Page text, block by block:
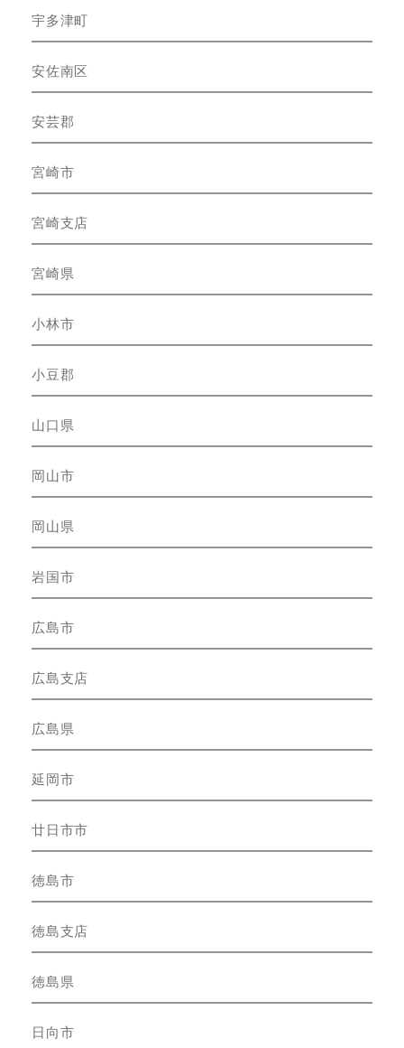
宇多津町
安佐南区
安芸郡
宮崎市
宮崎支店
宮崎県
小林市
小豆郡
山口県
岡山市
岡山県
岩国市
広島市
広島支店
広島県
延岡市
廿日市市
徳島市
徳島支店
徳島県
日向市